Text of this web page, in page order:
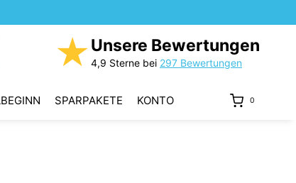
★ Unsere Bewertungen
4,9 Sterne bei 297 Bewertungen
SPARPAKETE KONTO 0